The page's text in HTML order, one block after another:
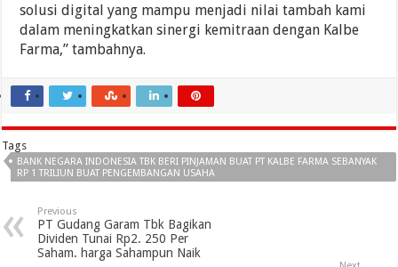
solusi digital yang mampu menjadi nilai tambah kami
dalam meningkatkan sinergi kemitraan dengan Kalbe
Farma,” tambahnya.
Tags
BANK NEGARA INDONESIA TBK BERI PINJAMAN BUAT PT KALBE FARMA SEBANYAK
RP 1 TRILIUN BUAT PENGEMBANGAN USAHA
Previous
PT Gudang Garam Tbk Bagikan
Dividen Tunai Rp2. 250 Per
Saham. harga Sahampun Naik